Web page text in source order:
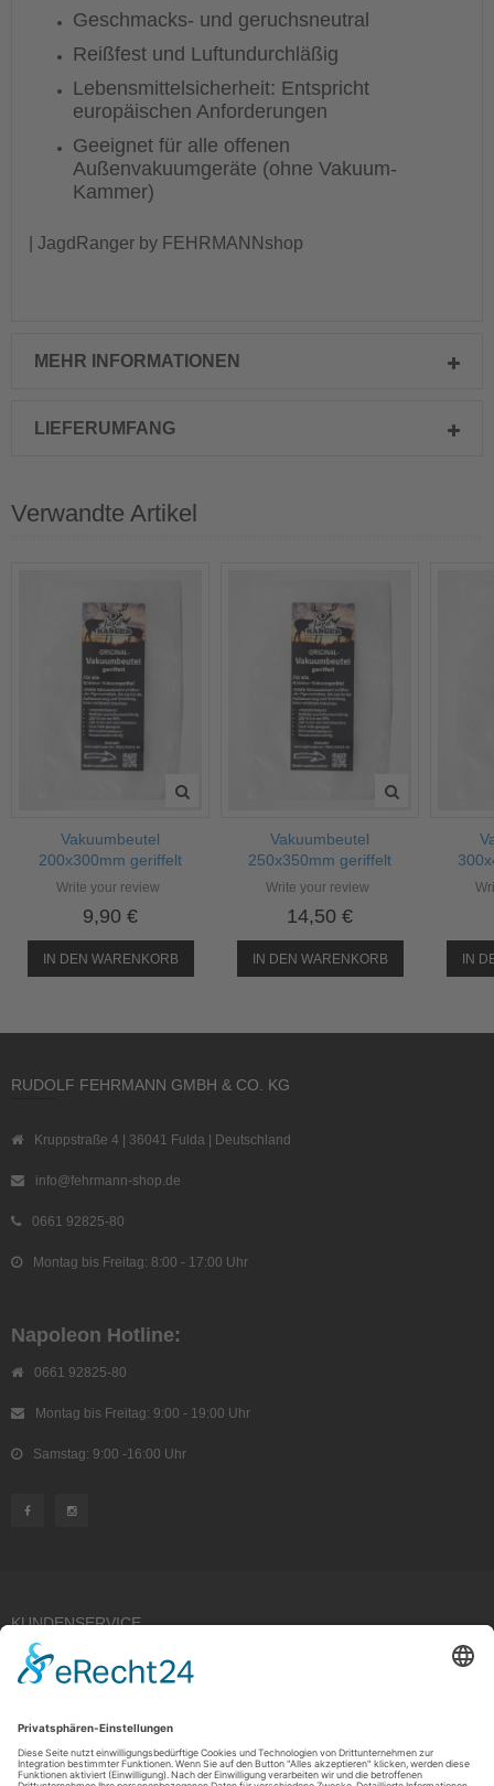
Geschmacks- und geruchsneutral
Reißfest und Luftundurchläßig
Lebensmittelsicherheit: Entspricht
europäischen Anforderungen
Geeignet für alle offenen
Außenvakuumgeräte (ohne Vakuum-
Kammer)
| JagdRanger by FEHRMANNshop
MEHR INFORMATIONEN
LIEFERUMFANG
Verwandte Artikel
Vakuumbeutel
200x300mm geriffelt
Write your review
9,90 €
IN DEN WARENKORB
Vakuumbeutel
250x350mm geriffelt
Write your review
14,50 €
IN DEN WARENKORB IN
RUDOLF FEHRMANN GMBH & CO. KG
Kruppstraße 4 | 36041 Fulda | Deutschland
info@fehrmann-shop.de
0661 92825-80
Montag bis Freitag: 8:00 - 17:00 Uhr
Napoleon Hotline:
0661 92825-80
Montag bis Freitag: 9:00 - 19:00 Uhr
Samstag: 9:00 -16:00 Uhr
KUNDENSERVICE
Kauf widerrufen
RECHTLICHES